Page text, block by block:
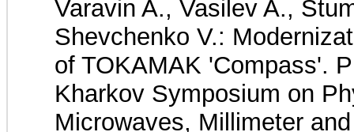
Varavin A., Vasilev A.,
Shevchenko V.:
of TOKAMAK 'Compass'.
Kharkov Symposium on
Microwaves, Millimeter